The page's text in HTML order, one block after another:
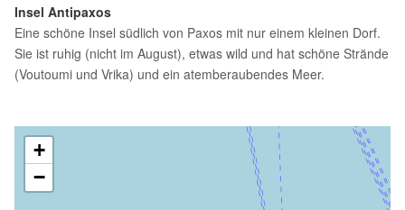
Insel Antipaxos
Eine schöne Insel südlich von Paxos mit nur einem kleinen Dorf.
Sie ist ruhig (nicht im August), etwas wild und hat schöne Strände
(Voutoumi und Vrika) und ein atemberaubendes Meer.
+
−